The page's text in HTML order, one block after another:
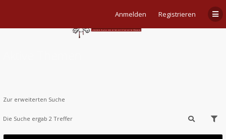
Anmelden Registrieren
Zur erweiterten Suche
Die Suche ergab 2 Treffer